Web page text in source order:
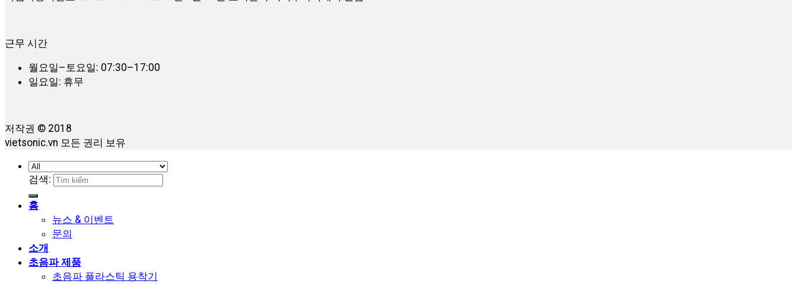
근무 시간
월요일–토요일: 07:30–17:00
일요일: 휴무
저작권 © 2018
vietsonic.vn 모든 권리 보유
검색:
홈
뉴스 & 이벤트
문의
소개
초음파 제품
초음파 플라스틱 용착기